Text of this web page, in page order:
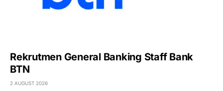
Rekrutmen General Banking Staff Bank
BTN
2 AUGUST 2026